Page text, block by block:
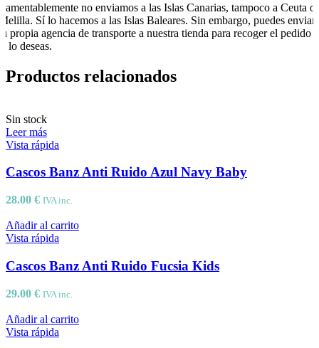
no enviamos a las Islas Canarias, tampoco a Ceuta o
Sí lo hacemos a las Islas Baleares. Sin embargo, puedes enviar
propia agencia de transporte a nuestra tienda para recoger el pedido
lo deseas.
Productos relacionados
Sin stock
Leer más
Vista rápida
Cascos Banz Anti Ruido Azul Navy Baby
28.00 € IVA inc.
Añadir al carrito
Vista rápida
Cascos Banz Anti Ruido Fucsia Kids
29.00 € IVA inc.
Añadir al carrito
Vista rápida